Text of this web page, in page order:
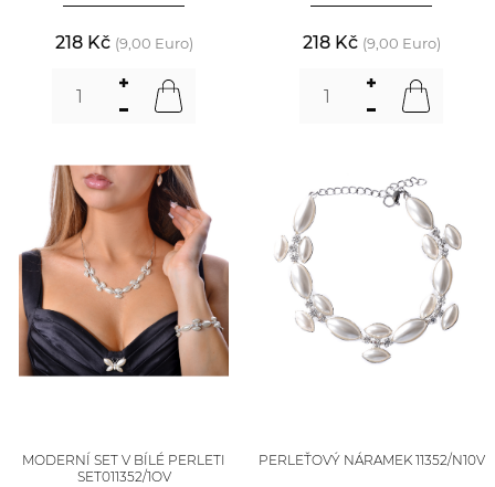
218 Kč (9,00 Euro) 218 Kč (9,00 Euro)
MODERNÍ SET V BÍLÉ PERLETI
SET011352/1OV
PERLEŤOVÝ NÁRAMEK 11352/N10V